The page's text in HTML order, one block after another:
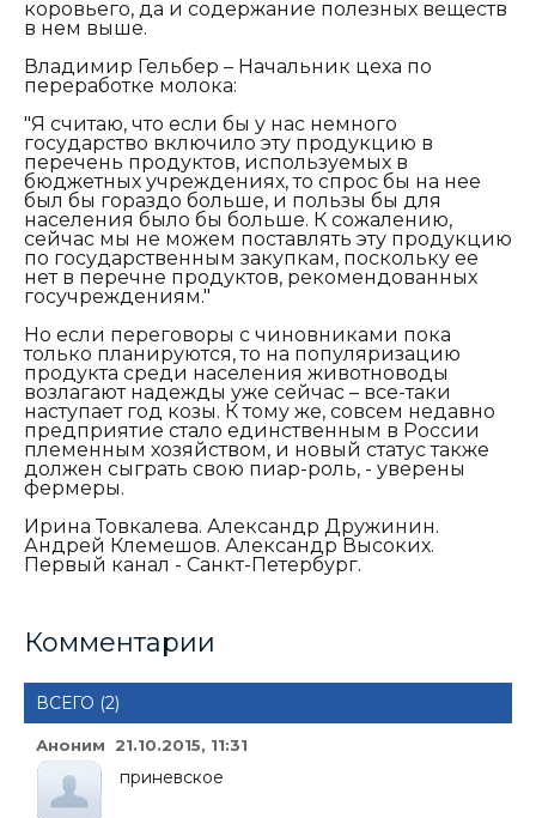
коровьего, да и содержание полезных веществ
в нем выше.
Владимир Гельбер – Начальник цеха по
переработке молока:
"Я считаю, что если бы у нас немного
государство включило эту продукцию в
перечень продуктов, используемых в
бюджетных учреждениях, то спрос бы на нее
был бы гораздо больше, и пользы бы для
населения было бы больше. К сожалению,
сейчас мы не можем поставлять эту продукцию
по государственным закупкам, поскольку ее
нет в перечне продуктов, рекомендованных
госучреждениям."
Но если переговоры с чиновниками пока
только планируются, то на популяризацию
продукта среди населения животноводы
возлагают надежды уже сейчас – все-таки
наступает год козы. К тому же, совсем недавно
предприятие стало единственным в России
племенным хозяйством, и новый статус также
должен сыграть свою пиар-роль, - уверены
фермеры.
Ирина Товкалева. Александр Дружинин.
Андрей Клемешов. Александр Высоких.
Первый канал - Санкт-Петербург.
Комментарии
ВСЕГО (2)
Аноним 21.10.2015, 11:31
приневское